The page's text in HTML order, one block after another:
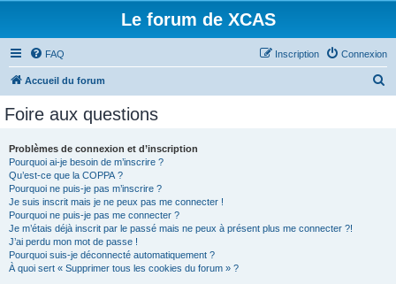
Le forum de XCAS
FAQ Connexion
Inscription
Accueil du forum
Foire aux questions
Problèmes de connexion et d’inscription
Pourquoi ai-je besoin de m’inscrire ?
Qu’est-ce que la COPPA ?
Pourquoi ne puis-je pas m’inscrire ?
Je suis inscrit mais je ne peux pas me connecter !
Pourquoi ne puis-je pas me connecter ?
Je m’étais déjà inscrit par le passé mais ne peux à présent plus me connecter ?!
J’ai perdu mon mot de passe !
Pourquoi suis-je déconnecté automatiquement ?
À quoi sert « Supprimer tous les cookies du forum » ?